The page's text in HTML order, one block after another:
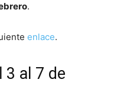
.
enlace.
3 al 7 de